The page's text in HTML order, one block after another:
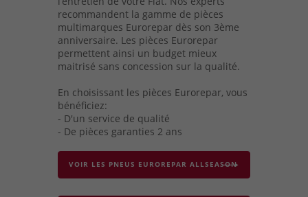
recommandent la gamme de pièces
multimarques Eurorepar dès son 3ème
anniversaire. Les pièces Eurorepar
permettent ainsi un budget mieux
maitrisé sans concession sur la qualité.
En choisissant les pièces Eurorepar, vous
bénéficiez:
- D'un service de qualité
- De pièces garanties 2 ans
VOIR LES PNEUS EUROREPAR ALLSEASON